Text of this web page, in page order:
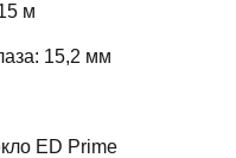
м
15,2 мм
ED Prime